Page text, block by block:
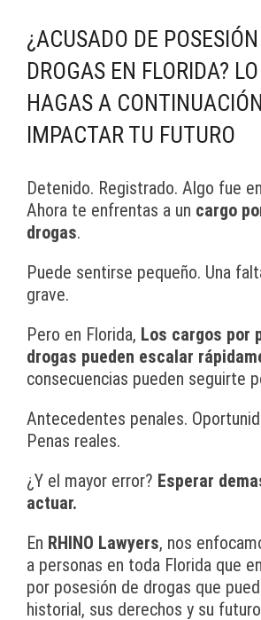
¿ACUSADO DE
DROGAS EN FLORIDA?
HAGAS A
IMPACTAR TU FUTURO
Detenido. Registrado. Algo fue
Ahora te enfrentas a un cargo
drogas.
Puede sentirse pequeño. Una
grave.
Pero en Florida, Los cargos por
drogas pueden escalar
consecuencias pueden seguirte
Antecedentes penales.
Penas reales.
¿Y el mayor error? Esperar
actuar.
En RHINO Lawyers, nos
a personas en toda Florida que
por posesión de drogas que
historial, sus derechos y su